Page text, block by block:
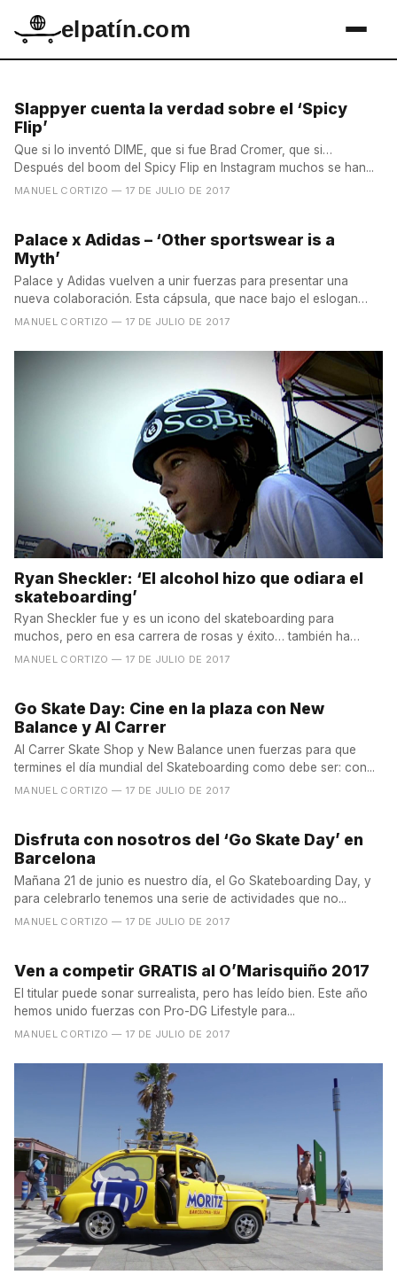
elpatín.com
Slappyer cuenta la verdad sobre el ‘Spicy
Flip’
Que si lo inventó DIME, que si fue Brad Cromer, que si…
Después del boom del Spicy Flip en Instagram muchos se han...
MANUEL CORTIZO — 17 DE JULIO DE 2017
Palace x Adidas – ‘Other sportswear is a
Myth’
Palace y Adidas vuelven a unir fuerzas para presentar una
nueva colaboración. Esta cápsula, que nace bajo el eslogan
de...
MANUEL CORTIZO — 17 DE JULIO DE 2017
Ryan Sheckler: ‘El alcohol hizo que odiara el
skateboarding’
Ryan Sheckler fue y es un icono del skateboarding para
muchos, pero en esa carrera de rosas y éxito… también ha
cruzado...
MANUEL CORTIZO — 17 DE JULIO DE 2017
Go Skate Day: Cine en la plaza con New
Balance y Al Carrer
Al Carrer Skate Shop y New Balance unen fuerzas para que
termines el día mundial del Skateboarding como debe ser: con...
MANUEL CORTIZO — 17 DE JULIO DE 2017
Disfruta con nosotros del ‘Go Skate Day’ en
Barcelona
Mañana 21 de junio es nuestro día, el Go Skateboarding Day, y
para celebrarlo tenemos una serie de actividades que no...
MANUEL CORTIZO — 17 DE JULIO DE 2017
Ven a competir GRATIS al O’Marisquiño 2017
El titular puede sonar surrealista, pero has leído bien. Este año
hemos unido fuerzas con Pro-DG Lifestyle para...
MANUEL CORTIZO — 17 DE JULIO DE 2017